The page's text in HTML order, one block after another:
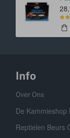
Info
Over Ons
De Kammieshop
Reptielen Beurs